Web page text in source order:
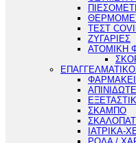
ΤΕΣΤ
ΖΥΓΑΡΙΕΣ
ΑΤΟΜΙΚΗ
ΣΚΑΜΠΟ
ΙΑΤΡΙΚΑ-